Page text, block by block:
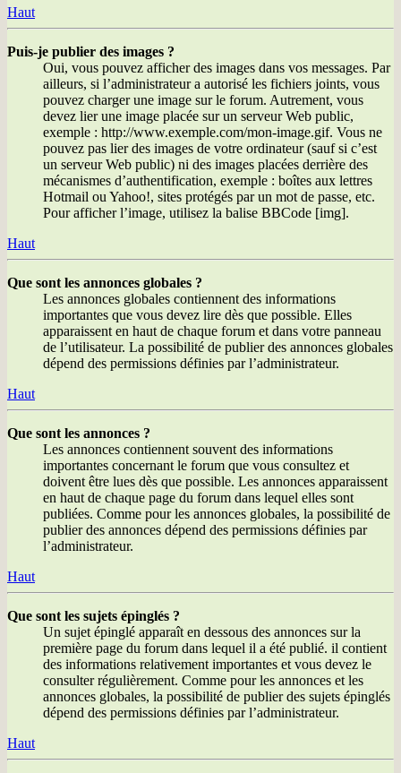
Haut
Puis-je publier des images ?
Oui, vous pouvez afficher des images dans vos messages. Par
ailleurs, si l’administrateur a autorisé les fichiers joints, vous
pouvez charger une image sur le forum. Autrement, vous
devez lier une image placée sur un serveur Web public,
exemple : http://www.exemple.com/mon-image.gif. Vous ne
pouvez pas lier des images de votre ordinateur (sauf si c’est
un serveur Web public) ni des images placées derrière des
mécanismes d’authentification, exemple : boîtes aux lettres
Hotmail ou Yahoo!, sites protégés par un mot de passe, etc.
Pour afficher l’image, utilisez la balise BBCode [img].
Haut
Que sont les annonces globales ?
Les annonces globales contiennent des informations
importantes que vous devez lire dès que possible. Elles
apparaissent en haut de chaque forum et dans votre panneau
de l’utilisateur. La possibilité de publier des annonces globales
dépend des permissions définies par l’administrateur.
Haut
Que sont les annonces ?
Les annonces contiennent souvent des informations
importantes concernant le forum que vous consultez et
doivent être lues dès que possible. Les annonces apparaissent
en haut de chaque page du forum dans lequel elles sont
publiées. Comme pour les annonces globales, la possibilité de
publier des annonces dépend des permissions définies par
l’administrateur.
Haut
Que sont les sujets épinglés ?
Un sujet épinglé apparaît en dessous des annonces sur la
première page du forum dans lequel il a été publié. il contient
des informations relativement importantes et vous devez le
consulter régulièrement. Comme pour les annonces et les
annonces globales, la possibilité de publier des sujets épinglés
dépend des permissions définies par l’administrateur.
Haut